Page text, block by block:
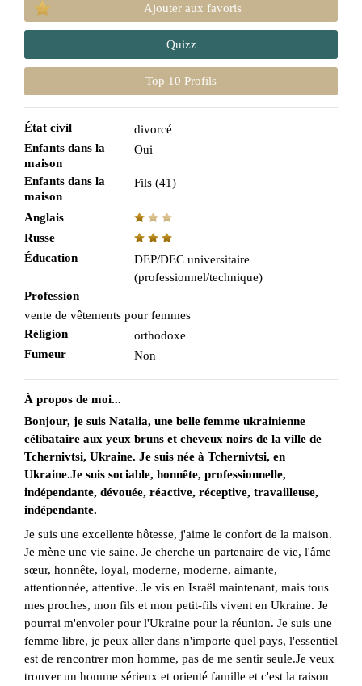
Ajouter aux favoris
Quizz
Top 10 Profils
État civil
divorcé
Enfants dans la
maison
Oui
Enfants dans la
maison
Fils (41)
Anglais
Russe
Éducation
DEP/DEC universitaire
(professionnel/technique)
Profession
vente de vêtements pour femmes
Réligion
orthodoxe
Fumeur
Non
À propos de moi...
Bonjour, je suis Natalia, une belle femme ukrainienne
célibataire aux yeux bruns et cheveux noirs de la ville de
Tchernivtsi, Ukraine. Je suis née à Tchernivtsi, en
Ukraine.Je suis sociable, honnête, professionnelle,
indépendante, dévouée, réactive, réceptive, travailleuse,
indépendante.
Je suis une excellente hôtesse, j'aime le confort de la maison.
Je mène une vie saine. Je cherche un partenaire de vie, l'âme
sœur, honnête, loyal, moderne, moderne, aimante,
attentionnée, attentive. Je vis en Israël maintenant, mais tous
mes proches, mon fils et mon petit-fils vivent en Ukraine. Je
pourrai m'envoler pour l'Ukraine pour la réunion. Je suis une
femme libre, je peux aller dans n'importe quel pays, l'essentiel
est de rencontrer mon homme, pas de me sentir seule.Je veux
trouver un homme sérieux et orienté famille et c'est la raison